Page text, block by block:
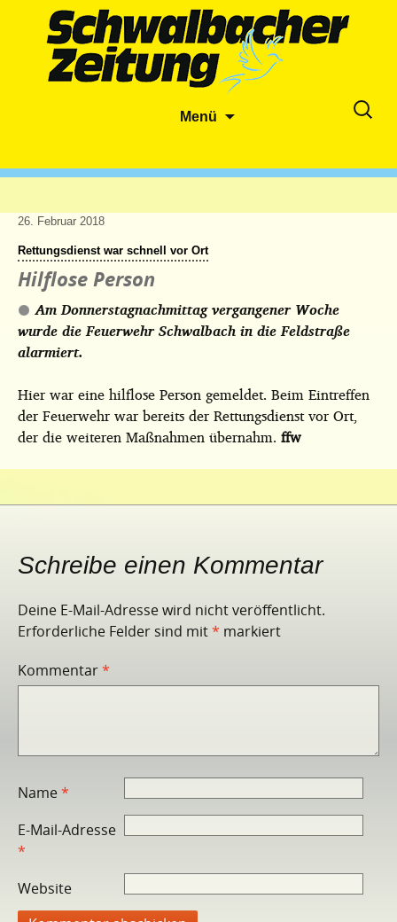
Menü
Suche
26. Februar 2018
Rettungsdienst war schnell vor Ort
Hilflose Person
Am Donnerstagnachmittag vergangener Woche
wurde die Feuerwehr Schwalbach in die Feldstraße
alarmiert.
Hier war eine hilflose Person gemeldet. Beim Eintreffen
der Feuerwehr war bereits der Rettungsdienst vor Ort,
der die weiteren Maßnahmen übernahm. ffw
Schreibe einen Kommentar
Deine E-Mail-Adresse wird nicht veröffentlicht.
Erforderliche Felder sind mit* markiert
Kommentar*
Name*
E-Mail-Adresse
*
Website